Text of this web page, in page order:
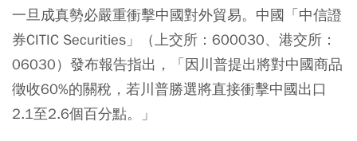
一旦成真勢必嚴重衝擊中國對外貿易。中國「中信證
券CITIC Securities」（上交所：600030、港交所：
06030）發布報告指出，「因川普提出將對中國商品
徵收60%的關稅，若川普勝選將直接衝擊中國出口
2.1至2.6個百分點。」